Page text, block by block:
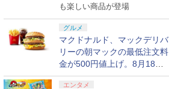
も楽しい商品が登場
グルメ
マクドナルド、マックデリバ
リーの朝マックの最低注文料
金が500円値上げ。8月18日
より1,500円から受付
エンタメ